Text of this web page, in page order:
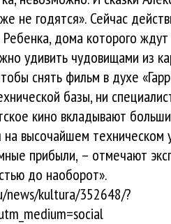
не годятся». Сейчас
Ребенка, дома которого
удивить чудовищами из
снять фильм в духе
базы, ни
кино вкладывают
высочайшем техническом
прибыли, – отмечают
до наоборот».
news/kultura/352648/?